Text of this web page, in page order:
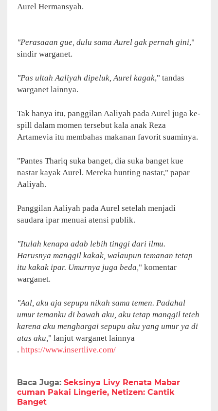
Aurel Hermansyah.
"Perasaaan gue, dulu sama Aurel gak pernah gini,"
sindir warganet.
"Pas ultah Aaliyah dipeluk, Aurel kagak," tandas
warganet lainnya.
Tak hanya itu, panggilan Aaliyah pada Aurel juga ke-
spill dalam momen tersebut kala anak Reza
Artamevia itu membahas makanan favorit suaminya.
"Pantes Thariq suka banget, dia suka banget kue
nastar kayak Aurel. Mereka hunting nastar," papar
Aaliyah.
Panggilan Aaliyah pada Aurel setelah menjadi
saudara ipar menuai atensi publik.
"Itulah kenapa adab lebih tinggi dari ilmu.
Harusnya manggil kakak, walaupun temanan tetap
itu kakak ipar. Umurnya juga beda, " komentar
warganet.
"Aal, aku aja sepupu nikah sama temen. Padahal
umur temanku di bawah aku, aku tetap manggil teteh
karena aku menghargai sepupu aku yang umur ya di
atas aku, " lanjut warganet lainnya
. https://www.insertlive.com/
Baca Juga: Seksinya Livy Renata Mabar
cuman Pakai Lingerie, Netizen: Cantik
Banget